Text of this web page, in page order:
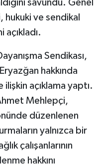
savundu. Genel
ve sendikal
Sendikası,
hakkında
açıklama yaptı.
Mehlepçi,
düzenlenen
yalnızca bir
çalışanlarının
hakkını